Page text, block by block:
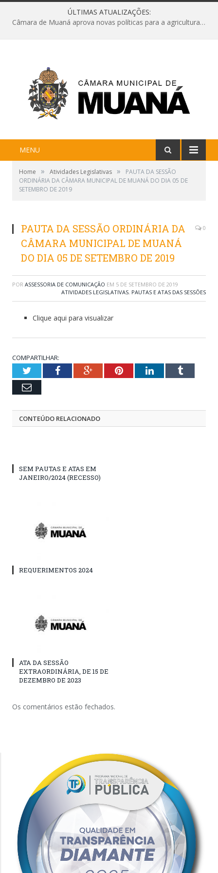
ÚLTIMAS ATUALIZAÇÕES:
Câmara de Muaná aprova novas políticas para a agricultura e solicita reforma da Ponte do Reduto
MENU
Home » Atividades Legislativas »
PAUTA DA SESSÃO
ORDINÁRIA DA CÂMARA MUNICIPAL DE MUANÁ DO DIA 05 DE
SETEMBRO DE 2019
PAUTA DA SESSÃO ORDINÁRIA DA
CÂMARA MUNICIPAL DE MUANÁ
DO DIA 05 DE SETEMBRO DE 2019
0
POR ASSESSORIA DE COMUNICAÇÃO EM 5 DE SETEMBRO DE 2019
ATIVIDADES LEGISLATIVAS, PAUTAS E ATAS DAS SESSÕES
Clique aqui para visualizar
COMPARTILHAR:
TwitterFacebookGoogle+PinterestLinkedInTumblr
Email
CONTEÚDO RELACIONADO
SEM PAUTAS E ATAS EM
JANEIRO/2024 (RECESSO)
REQUERIMENTOS 2024
ATA DA SESSÃO
EXTRAORDINÁRIA, DE 15 DE
DEZEMBRO DE 2023
Os comentários estão fechados.